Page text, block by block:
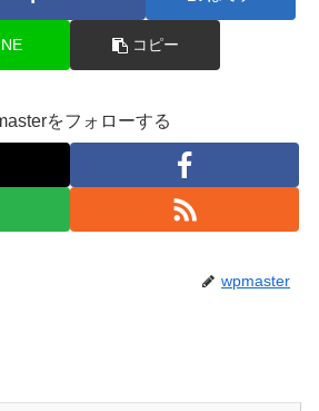
コピー
をフォローする
wpmaster